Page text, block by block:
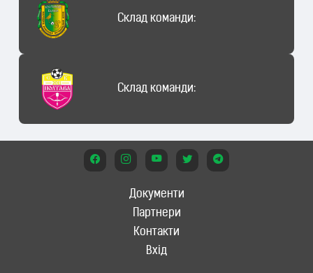
Склад команди:
Склад команди:
Документи
Партнери
Контакти
Вхід